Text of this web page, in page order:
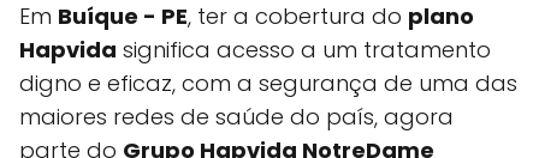
Em Buíque - PE, ter a cobertura do plano
Hapvida significa acesso a um tratamento
digno e eficaz, com a segurança de uma das
maiores redes de saúde do país, agora
parte do Grupo Hapvida NotreDame